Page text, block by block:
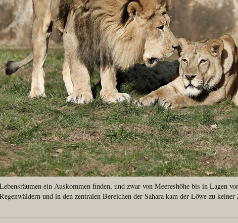
Lebensräumen ein Auskommen finden, und zwar von Meereshöhe bis in Lagen
Regenwäldern und in den zentralen Bereichen der Sahara kam der Löwe zu keiner